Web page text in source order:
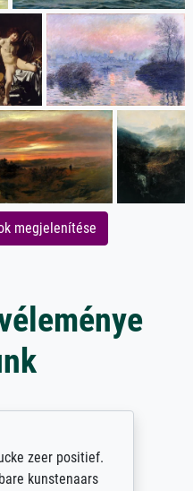
megjelenítése
nicht dadurch
einer